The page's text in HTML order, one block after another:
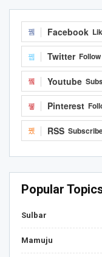
Facebook
Twitter
Youtube
Pinterest
RSS
Popular
Sulbar
Mamuju